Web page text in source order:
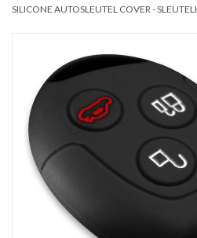
SILICONE AUTOSLEUTEL COVER -